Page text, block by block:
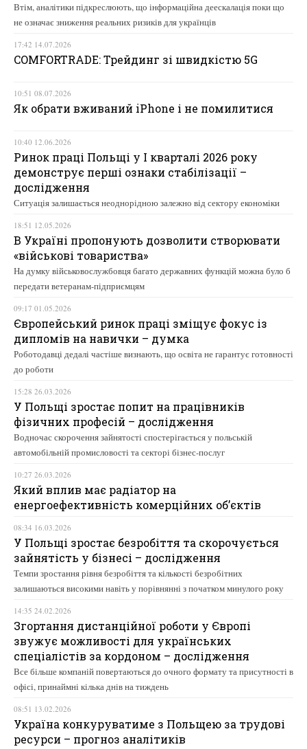
Втім, аналітики підкреслюють, що інформаційна деескалація поки що
не означає зниження реальних ризиків для українців
17:42 14.07.2026
COMFORTRADE: Трейдинг зі швидкістю 5G
10:51 08.07.2026
Як обрати вживаний iPhone і не помилитися
10:40 12.06.2026
Ринок праці Польщі у І кварталі 2026 року
демонструє перші ознаки стабілізації –
дослідження
Ситуація залишається неоднорідною залежно від сектору економіки
18:51 12.05.2026
В Україні пропонують дозволити створювати
«військові товариства»
На думку військовослужбовця багато державних функцій можна було б
передати ветеранам-підприємцям
09:17 01.05.2026
Європейський ринок праці зміщує фокус із
дипломів на навички – думка
Роботодавці дедалі частіше визнають, що освіта не гарантує готовності
до роботи
15:28 26.03.2026
У Польщі зростає попит на працівників
фізичних професій – дослідження
Водночас скорочення зайнятості спостерігається у польській
автомобільній промисловості та секторі бізнес-послуг
10:27 26.03.2026
Який вплив має радіатор на
енергоефективність комерційних об’єктів
08:34 16.03.2026
У Польщі зростає безробіття та скорочується
зайнятість у бізнесі – дослідження
Темпи зростання рівня безробіття та кількості безробітних
залишаються високими навіть у порівнянні з початком минулого року
14:35 24.02.2026
Згортання дистанційної роботи у Європі
звужує можливості для українських
спеціалістів за кордоном – дослідження
Все більше компаній повертаються до очного формату та присутності в
офісі, принаймні кілька днів на тиждень
08:51 13.02.2026
Україна конкуруватиме з Польщею за трудові
ресурси – прогноз аналітиків